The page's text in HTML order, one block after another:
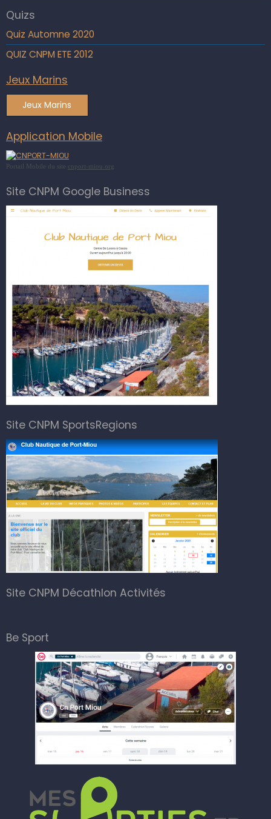
Quizs
Quiz Automne 2020
QUIZ CNPM ETE 2012
Jeux Marins
Jeux Marins
Application Mobile
Portail Mobile du site cnport-miou.org
Site CNPM Google Business
Site CNPM SportsRegions
Site CNPM Décathlon Activités
Be Sport